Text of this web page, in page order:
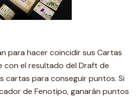
para hacer coincidir sus Cartas
con el resultado del Draft de
cartas para conseguir puntos. Si
de Fenotipo, ganarán puntos